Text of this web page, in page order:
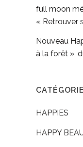
full moon
« Retrouver
Nouveau
à la forêt »,
HAPPIES
HAPPY